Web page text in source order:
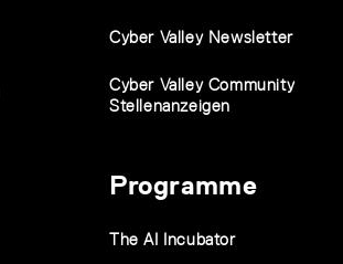
Cyber Valley Newsletter
Cyber Valley Community
Stellenanzeigen
Programme
The AI Incubator